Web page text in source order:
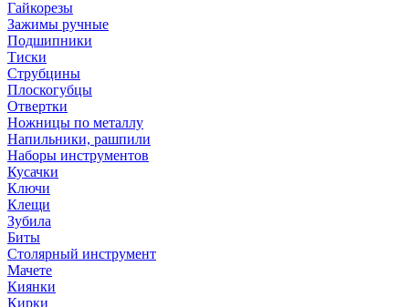
Гайкорезы
Зажимы ручные
Подшипники
Тиски
Струбцины
Плоскогубцы
Отвертки
Ножницы по металлу
Напильники, рашпили
Наборы инструментов
Кусачки
Ключи
Клещи
Зубила
Биты
Столярный инструмент
Мачете
Киянки
Кирки